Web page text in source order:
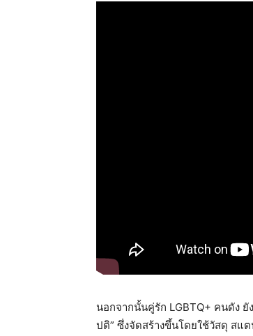
นอกจากนั้นคู่รัก LGBTQ+ คนดัง
ปติ” ซึ่งจัดสร้างขึ้นโดยใช้วัสดุ สแ